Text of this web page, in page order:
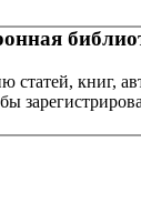
статей, книг,